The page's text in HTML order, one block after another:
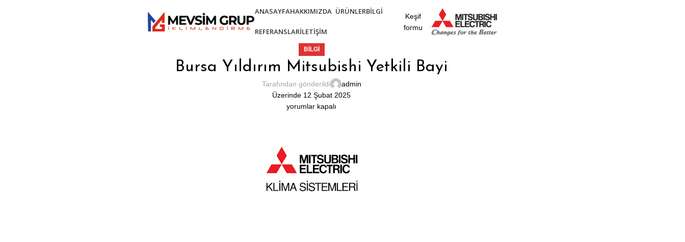
ANASAYFAHAKKIMIZDA ÜRÜNLERBILGI
REFERANSLARİLETIŞIM
Keşif
formu
BILGI
Bursa Yıldırım Mitsubishi Yetkili Bayi
Tarafından gönderildi
admin
Üzerinde 12 Şubat 2025
yorumlar kapalı